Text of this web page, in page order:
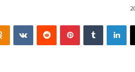
لينكدإن بينتيريست